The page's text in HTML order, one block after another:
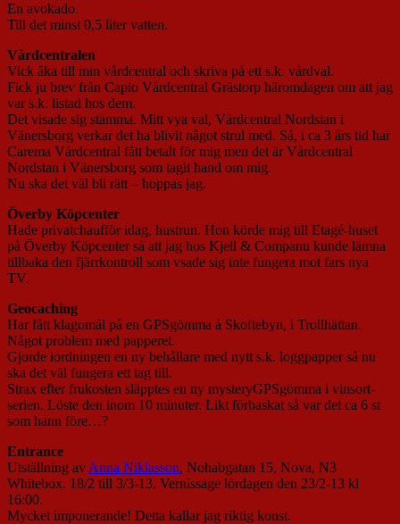
En avokado.
Till det minst 0,5 liter vatten.
Vårdcentralen
Vick åka till min vårdcentral och skriva på ett s.k. vårdval.
Fick ju brev från Capio Vårdcentral Grästorp häromdagen om att jag
var s.k. listad hos dem.
Det visade sig stämma. Mitt vya val, Vårdcentral Nordstan i
Vänersborg verkar det ha blivit något strul med. Så, i ca 3 års tid har
Carema Vårdcentral fått betalt för mig men det är Vårdcentral
Nordstan i Vänersborg som tagit hand om mig.
Nu ska det väl bli rätt – hoppas jag.
Överby Köpcenter
Hade privatchaufför idag, hustrun. Hon körde mig till Etagé-huset
på Överby Köpcenter så att jag hos Kjell & Companu kunde lämna
tillbaka den fjärrkontroll som vsade sig inte fungera mot fars nya
TV.
Geocaching
Har fått klagomål på en GPSgömma å Skoftebyn, i Trollhättan.
Något problem med papperet.
Gjorde iordningen en ny behållare med nytt s.k. loggpapper så nu
ska det väl fungera ett tag till.
Strax efter frukosten släpptes en ny mysteryGPSgömma i vinsort-
serien. Löste den inom 10 minuter. Likt förbaskat så var det ca 6 st
som hann före…?
Entrance
Utställning av Anna Niklasson, Nohabgatan 15, Nova, N3
Whitebox. 18/2 till 3/3-13. Vernissage lördagen den 23/2-13 kl
16:00.
Mycket imponerande! Detta kallar jag riktig konst.